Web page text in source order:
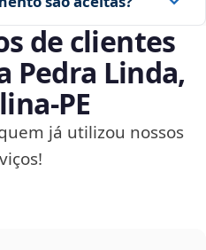
de clientes
Pedra Linda,
já utilizou nossos